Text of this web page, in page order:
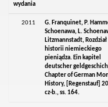
wydania
2011
G. Franquinet, P.
Schoenawa, L.
Litzmannstadt, Rozdział
historii niemieckiego
pieniądza. Ein kapitel
deutscher
Chapter of German
History, [Regenstauf]
cz-b., ss. 164.